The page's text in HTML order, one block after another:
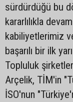
sürdürdüğü bu
kararlılıkla
kabiliyetlerimiz
başarılı bir ilk
Topluluk
Arçelik, TİM'in
İSO'nun